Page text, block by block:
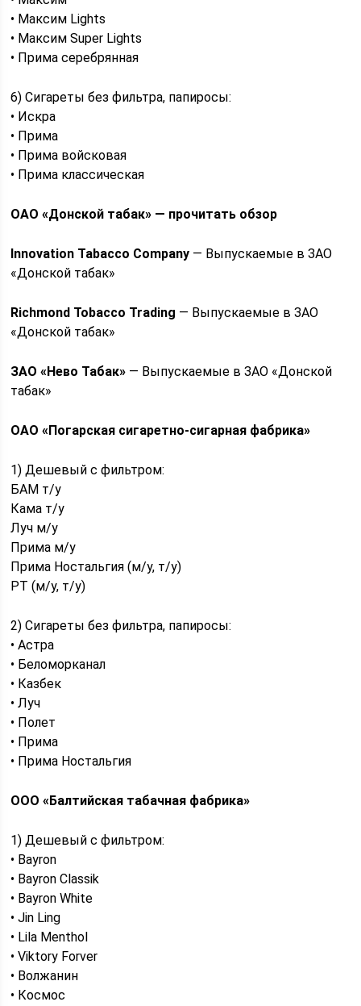
• Максим Lights
• Максим Super Lights
• Прима серебрянная
6) Сигареты без фильтра, папиросы:
• Искра
• Прима
• Прима войсковая
• Прима классическая
ОАО «Донской табак» — прочитать обзор
Innovation Tabacco Company — Выпускаемые в ЗАО
«Донской табак»
Richmond Tobacco Trading — Выпускаемые в ЗАО
«Донской табак»
ЗАО «Нево Табак» — Выпускаемые в ЗАО «Донской
табак»
ОАО «Погаpская сигаретно-сигаpная фабрика»
1) Дешевый с фильтром:
БАМ т/у
Кама т/у
Луч м/у
Прима м/у
Прима Ностальгия (м/у, т/у)
РТ (м/у, т/у)
2) Сигареты без фильтра, папиросы:
• Астра
• Беломорканал
• Казбек
• Луч
• Полет
• Прима
• Прима Ностальгия
ООО «Балтийская табачная фабрика»
1) Дешевый с фильтром:
• Bayron
• Bayron Classik
• Bayron White
• Jin Ling
• Lila Menthol
• Viktory Forver
• Волжанин
• Космос